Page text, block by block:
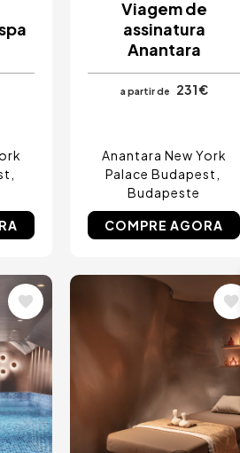
Viagem de
assinatura
Anantara
a partir de 231 €
Anantara New York
Palace Budapest
Budapeste
COMPRE AGORA